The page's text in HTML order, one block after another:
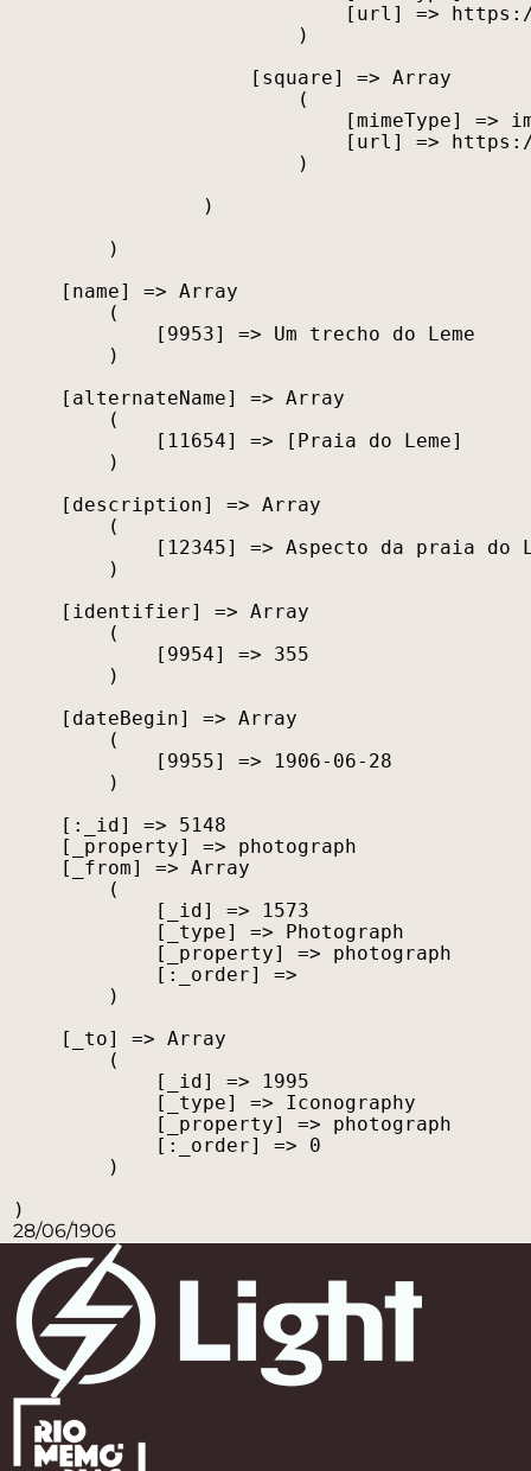
[url] =>
                        )
                    [square] => Array
                        (
[mimeType] =>
[url] =>
                        )
                )
        )
    [name] => Array
        (
            [9953] => Um trecho do Leme
        )
    [alternateName] => Array
        (
            [11654] => [Praia do Leme]
        )
    [description] => Array
        (
[12345] => Aspecto da praia do
        )
    [identifier] => Array
        (
            [9954] => 355
        )
    [dateBegin] => Array
        (
            [9955] => 1906-06-28
        )
    [:_id] => 5148
    [_property] => photograph
    [_from] => Array
        (
            [_id] => 1573
            [_type] => Photograph
            [_property] => photograph
            [:_order] =>
        )
    [_to] => Array
        (
            [_id] => 1995
            [_type] => Iconography
            [_property] => photograph
            [:_order] => 0
        )
28/06/1906